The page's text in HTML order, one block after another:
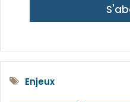
Enjeux